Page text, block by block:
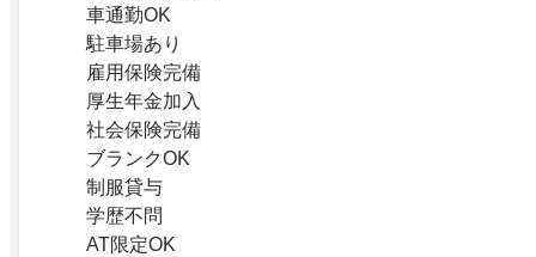
車通勤OK
駐車場あり
雇用保険完備
厚生年金加入
社会保険完備
ブランクOK
制服貸与
学歴不問
AT限定OK